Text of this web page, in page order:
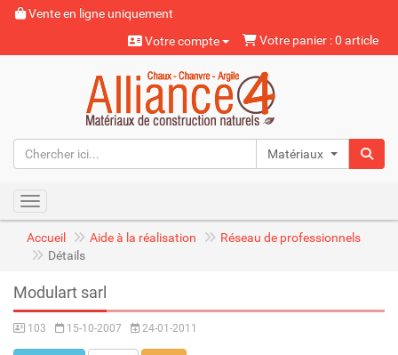
Vente en ligne uniquement
Votre compte
Votre panier : 0 article
Matériaux naturels
Toggle navigation
Accueil Aide à la réalisation
Réseau de professionnels
Détails
Modulart sarl
103 15-10-2007 24-01-2011